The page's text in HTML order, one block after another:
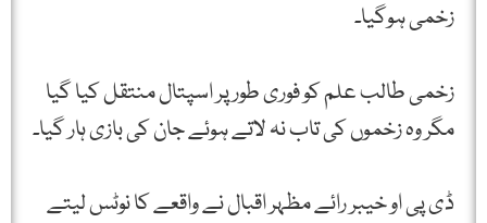
زخمی ہوگیا۔
زخمی طالب علم کو فوری طور پر اسپتال منتقل کیا گیا
مگر وہ زخموں کی تاب نہ لاتے ہوئے جان کی بازی ہار گیا۔
ڈی پی او خیبر رائے مظہر اقبال نے واقعے کا نوٹس لیتے